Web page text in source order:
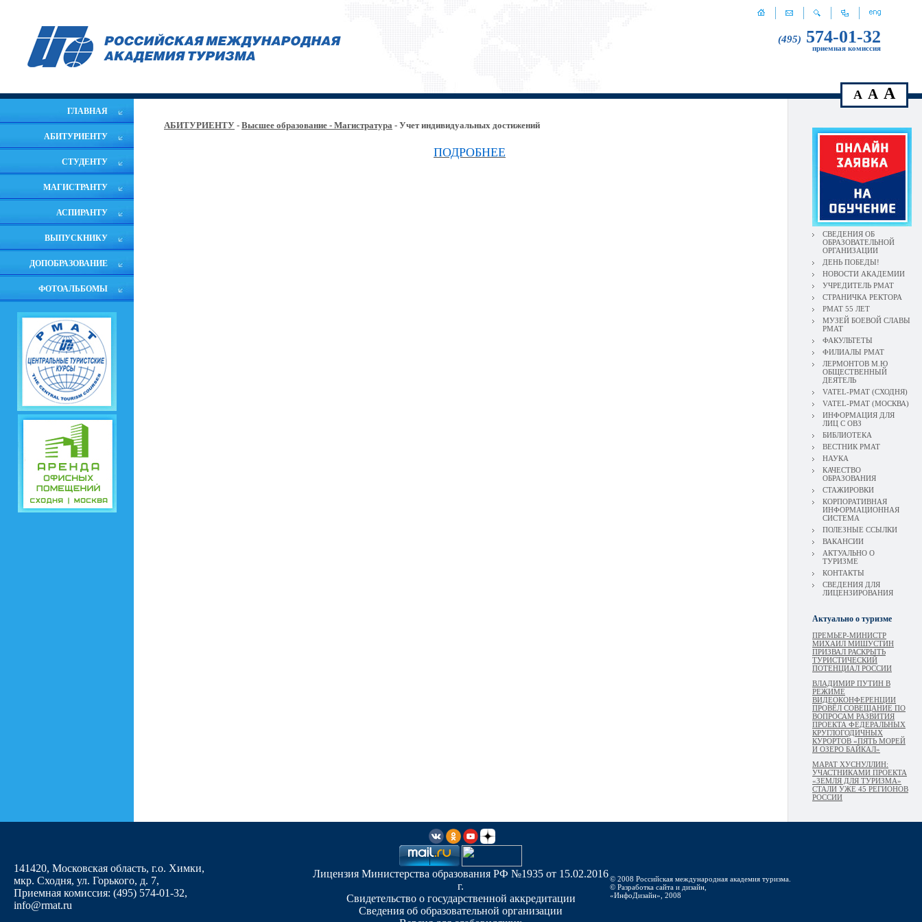
(495) 574-01-32
приемная комиссия
ГЛАВНАЯ
АБИТУРИЕНТУ
СТУДЕНТУ
МАГИСТРАНТУ
АСПИРАНТУ
ВЫПУСКНИКУ
ДОПОБРАЗОВАНИЕ
ФОТОАЛЬБОМЫ
A A A
АБИТУРИЕНТУ - Высшее образование - Магистратура - Учет индивидуальных достижений
ПОДРОБНЕЕ
СВЕДЕНИЯ ОБ
ОБРАЗОВАТЕЛЬНОЙ
ОРГАНИЗАЦИИ
ДЕНЬ ПОБЕДЫ!
НОВОСТИ АКАДЕМИИ
УЧРЕДИТЕЛЬ РМАТ
СТРАНИЧКА РЕКТОРА
РМАТ 55 ЛЕТ
МУЗЕЙ БОЕВОЙ СЛАВЫ
РМАТ
ФАКУЛЬТЕТЫ
ФИЛИАЛЫ РМАТ
ЛЕРМОНТОВ М.Ю
ОБЩЕСТВЕННЫЙ
ДЕЯТЕЛЬ
VATEL-РМАТ (СХОДНЯ)
VATEL-РМАТ (МОСКВА)
ИНФОРМАЦИЯ ДЛЯ
ЛИЦ С ОВЗ
БИБЛИОТЕКА
ВЕСТНИК РМАТ
НАУКА
КАЧЕСТВО
ОБРАЗОВАНИЯ
СТАЖИРОВКИ
КОРПОРАТИВНАЯ
ИНФОРМАЦИОННАЯ
СИСТЕМА
ПОЛЕЗНЫЕ ССЫЛКИ
ВАКАНСИИ
АКТУАЛЬНО О
ТУРИЗМЕ
КОНТАКТЫ
СВЕДЕНИЯ ДЛЯ
ЛИЦЕНЗИРОВАНИЯ
Актуально о туризме
ПРЕМЬЕР-МИНИСТР
МИХАИЛ МИШУСТИН
ПРИЗВАЛ РАСКРЫТЬ
ТУРИСТИЧЕСКИЙ
ПОТЕНЦИАЛ РОССИИ
ВЛАДИМИР ПУТИН В
РЕЖИМЕ
ВИДЕОКОНФЕРЕНЦИИ
ПРОВЁЛ СОВЕЩАНИЕ ПО
ВОПРОСАМ РАЗВИТИЯ
ПРОЕКТА ФЕДЕРАЛЬНЫХ
КРУГЛОГОДИЧНЫХ
КУРОРТОВ «ПЯТЬ МОРЕЙ
И ОЗЕРО БАЙКАЛ»
МАРАТ ХУСНУЛЛИН:
УЧАСТНИКАМИ ПРОЕКТА
«ЗЕМЛЯ ДЛЯ ТУРИЗМА»
СТАЛИ УЖЕ 45 РЕГИОНОВ
РОССИИ
141420, Московская область, г.о. Химки,
мкр. Сходня, ул. Горького, д. 7,
Приемная комиссия: (495) 574-01-32,
info@rmat.ru
Лицензия Министерства образования РФ №1935 от 15.02.2016
г.
Свидетельство о государственной аккредитации
Сведения об образовательной организации
© 2008 Российская международная академия туризма.
© Разработка сайта и дизайн,
«ИнфоДизайн», 2008